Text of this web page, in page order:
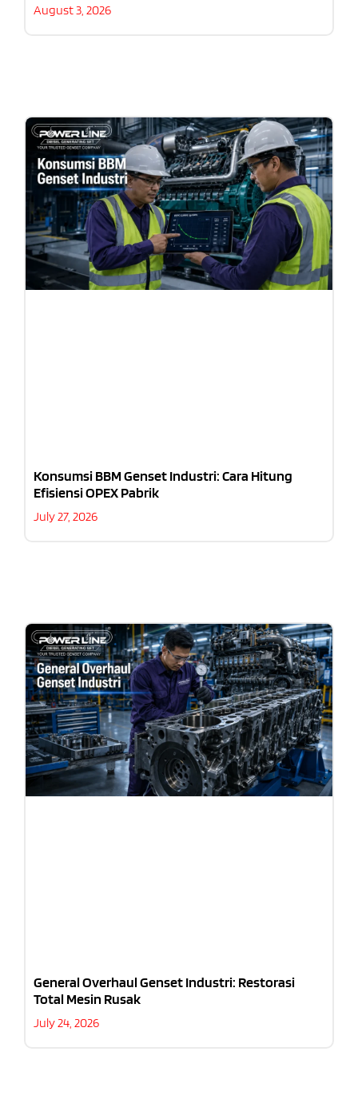
August 3, 2026
Konsumsi BBM Genset Industri: Cara Hitung
Efisiensi OPEX Pabrik
July 27, 2026
General Overhaul Genset Industri: Restorasi
Total Mesin Rusak
July 24, 2026